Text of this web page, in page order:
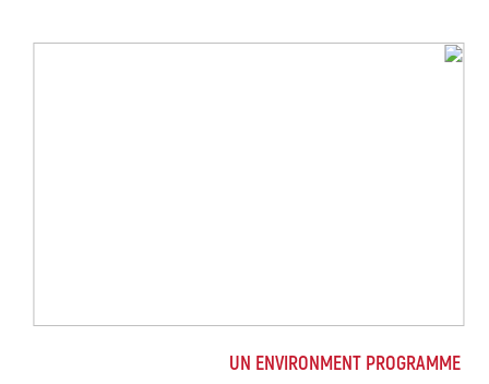
UN ENVIRONMENT PROGRAMME